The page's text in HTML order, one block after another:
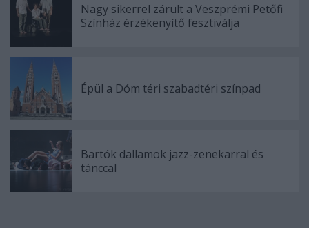
Nagy sikerrel zárult a Veszprémi Petőfi
Színház érzékenyítő fesztiválja
Épül a Dóm téri szabadtéri színpad
Bartók dallamok jazz-zenekarral és
tánccal